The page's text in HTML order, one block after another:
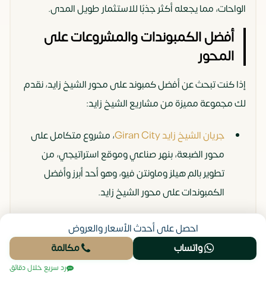
الواحات، مما يجعله أكثر جذبًا للاستثمار طويل المدى.
أفضل الكمبوندات والمشروعات على
المحور
إذا كنت تبحث عن أفضل كمبوند على محور الشيخ زايد، نقدم
لك مجموعة مميزة من مشاريع الشيخ زايد:
جريان الشيخ زايد Giran City
، مشروع متكامل على
محور الضبعة، بنهر صناعي وموقع استراتيجي، من
تطوير بالم هيلز وماونتن فيو، وهو أحد أبرز وأفضل
الكمبوندات على محور الشيخ زايد.
مشروع The Axis
من Iwan، هو كمبوند سكني فخم
على محور 26 يوليو، بتشطيبات مميزة وأنظمة تقسيط
حتى 7 سنوات.
احصل على أحدث الأسعار والعروض
واتساب
مكالمة
رد سريع خلال دقائق